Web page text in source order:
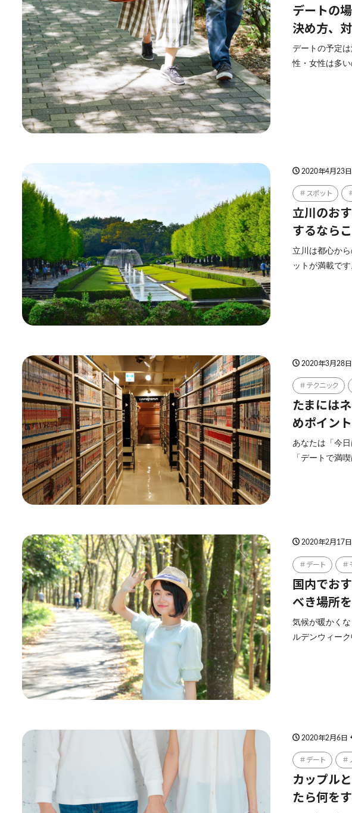
デートの
決め方、
デートの予定
性・女性は多
2020年4月23日
スポット
立川のお
するならこ
立川は都心か
ットが満載で
2020年3月28日
テクニック
たまには
めポイン
あなたは「今
「デートで満
2020年2月17日
デート
国内でお
べき場所を
気候が暖かく
ルデンウィー
2020年2月6日
デート
カップル
たら何を